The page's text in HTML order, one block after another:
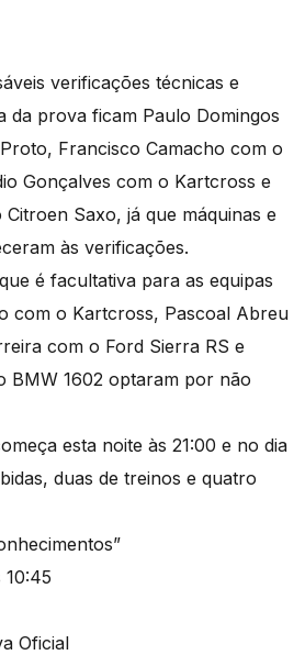
verificações técnicas e
da prova ficam Paulo Domingos
Francisco Camacho com o
Gonçalves com o Kartcross e
Saxo, já que máquinas e
às verificações.
é facultativa para as equipas
com o Kartcross, Pascoal Abreu
com o Ford Sierra RS e
BMW 1602 optaram por não
esta noite às 21:00 e no dia
duas de treinos e quatro
10:45
Oficial